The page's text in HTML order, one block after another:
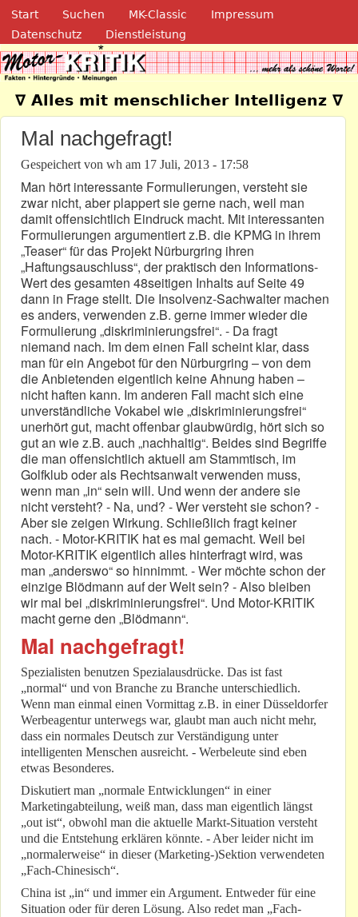
Direkt zum Inhalt
Navigation
Start Suchen MK-Classic
Impressum
Datenschutz
Dienstleistung
Motor-Kritik.de
∇ Alles mit menschlicher Intelligenz ∇
Mal nachgefragt!
Gespeichert von wh am 17 Juli, 2013 - 17:58
Man hört interessante Formulierungen, versteht sie
zwar nicht, aber plappert sie gerne nach, weil man
damit offensichtlich Eindruck macht. Mit interessanten
Formulierungen argumentiert z.B. die KPMG in ihrem
„Teaser“ für das Projekt Nürburgring ihren
„Haftungsauschluss“, der praktisch den Informations-
Wert des gesamten 48seitigen Inhalts auf Seite 49
dann in Frage stellt. Die Insolvenz-Sachwalter machen
es anders, verwenden z.B. gerne immer wieder die
Formulierung „diskriminierungsfrei“. - Da fragt
niemand nach. Im dem einen Fall scheint klar, dass
man für ein Angebot für den Nürburgring – von dem
die Anbietenden eigentlich keine Ahnung haben –
nicht haften kann. Im anderen Fall macht sich eine
unverständliche Vokabel wie „diskriminierungsfrei“
unerhört gut, macht offenbar glaubwürdig, hört sich so
gut an wie z.B. auch „nachhaltig“. Beides sind Begriffe
die man offensichtlich aktuell am Stammtisch, im
Golfklub oder als Rechtsanwalt verwenden muss,
wenn man „in“ sein will. Und wenn der andere sie
nicht versteht? - Na, und? - Wer versteht sie schon? -
Aber sie zeigen Wirkung. Schließlich fragt keiner
nach. - Motor-KRITIK hat es mal gemacht. Weil bei
Motor-KRITIK eigentlich alles hinterfragt wird, was
man „anderswo“ so hinnimmt. - Wer möchte schon der
einzige Blödmann auf der Welt sein? - Also bleiben
wir mal bei „diskriminierungsfrei“. Und Motor-KRITIK
macht gerne den „Blödmann“.
Mal nachgefragt!
Spezialisten benutzen Spezialausdrücke. Das ist fast
„normal“ und von Branche zu Branche unterschiedlich.
Wenn man einmal einen Vormittag z.B. in einer Düsseldorfer
Werbeagentur unterwegs war, glaubt man auch nicht mehr,
dass ein normales Deutsch zur Verständigung unter
intelligenten Menschen ausreicht. - Werbeleute sind eben
etwas Besonderes.
Diskutiert man „normale Entwicklungen“ in einer
Marketingabteilung, weiß man, dass man eigentlich längst
„out ist“, obwohl man die aktuelle Markt-Situation versteht
und die Entstehung erklären könnte. - Aber leider nicht im
„normalerweise“ in dieser (Marketing-)Sektion verwendeten
„Fach-Chinesisch“.
China ist „in“ und immer ein Argument. Entweder für eine
Situation oder für deren Lösung. Also redet man „Fach-